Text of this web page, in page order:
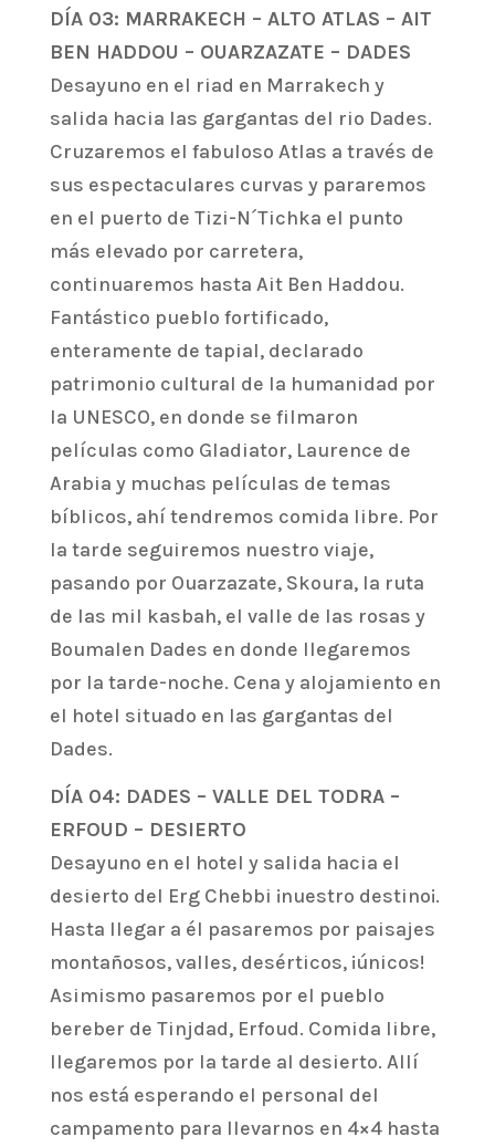
DÍA 03: MARRAKECH – ALTO ATLAS – AIT
BEN HADDOU – OUARZAZATE – DADES
Desayuno en el riad en Marrakech y
salida hacia las gargantas del rio Dades.
Cruzaremos el fabuloso Atlas a través de
sus espectaculares curvas y pararemos
en el puerto de Tizi-N´Tichka el punto
más elevado por carretera,
continuaremos hasta Ait Ben Haddou.
Fantástico pueblo fortificado,
enteramente de tapial, declarado
patrimonio cultural de la humanidad por
la UNESCO, en donde se filmaron
películas como Gladiator, Laurence de
Arabia y muchas películas de temas
bíblicos, ahí tendremos comida libre. Por
la tarde seguiremos nuestro viaje,
pasando por Ouarzazate, Skoura, la ruta
de las mil kasbah, el valle de las rosas y
Boumalen Dades en donde llegaremos
por la tarde-noche. Cena y alojamiento en
el hotel situado en las gargantas del
Dades.
DÍA 04: DADES – VALLE DEL TODRA –
ERFOUD – DESIERTO
Desayuno en el hotel y salida hacia el
desierto del Erg Chebbi ¡nuestro destino¡.
Hasta llegar a él pasaremos por paisajes
montañosos, valles, desérticos, ¡únicos!
Asimismo pasaremos por el pueblo
bereber de Tinjdad, Erfoud. Comida libre,
llegaremos por la tarde al desierto. Allí
nos está esperando el personal del
campamento para llevarnos en 4×4 hasta